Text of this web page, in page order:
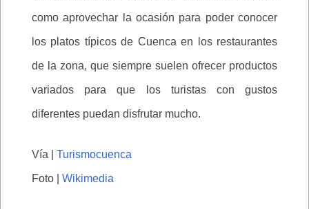
como aprovechar la ocasión para poder conocer
los platos típicos de Cuenca en los restaurantes
de la zona, que siempre suelen ofrecer productos
variados para que los turistas con gustos
diferentes puedan disfrutar mucho.
Vía | Turismocuenca
Foto | Wikimedia